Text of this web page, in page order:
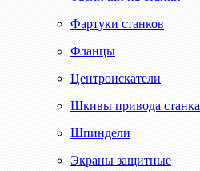
Фартуки станков
Фланцы
Центроискатели
Шкивы привода станка
Шпиндели
Экраны защитные